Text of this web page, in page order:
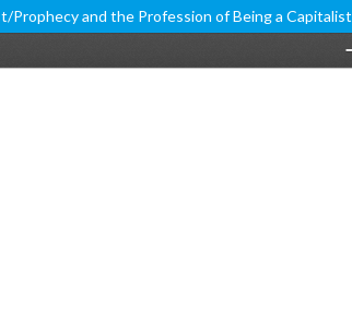
Prophecy and the Profession of Being a Capitalist